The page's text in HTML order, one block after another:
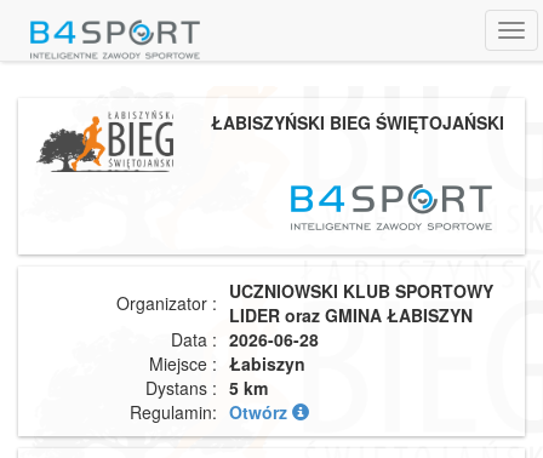
ŁABISZYŃSKI BIEG ŚWIĘTOJAŃSKI
Organizator : UCZNIOWSKI KLUB SPORTOWY
LIDER oraz GMINA ŁABISZYN
Data : 2026-06-28
Miejsce : Łabiszyn
Dystans : 5 km
Regulamin: Otwórz